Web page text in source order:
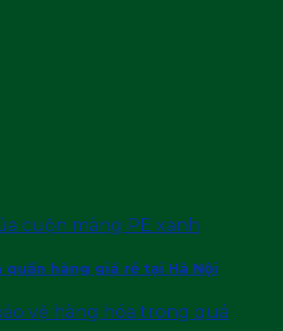
quấn hàng giá rẻ tại Hà Nội
vệ hàng hóa trong quá